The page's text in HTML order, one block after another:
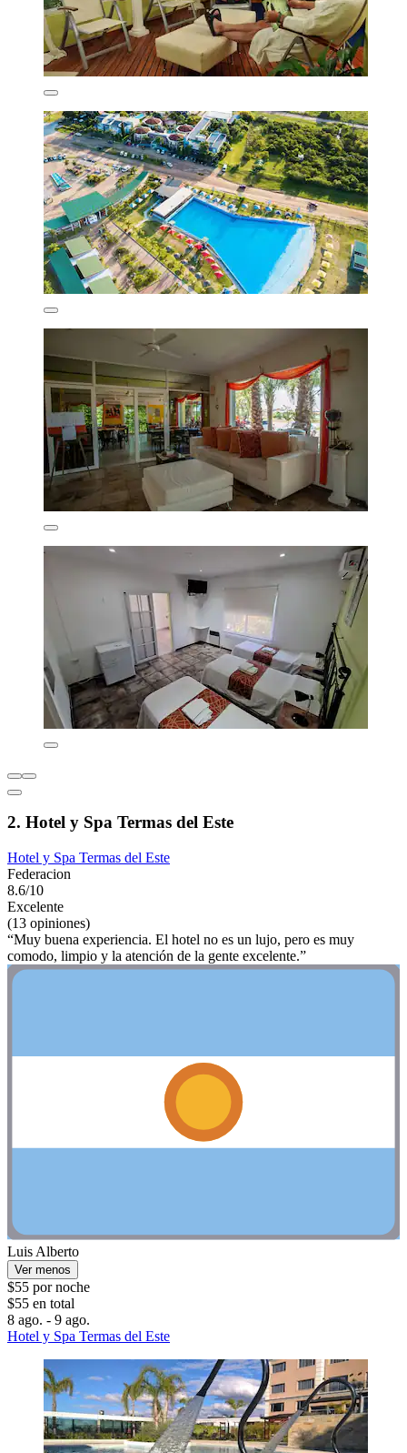
2. Hotel y Spa Termas del Este
Hotel y Spa Termas del Este
Federacion
8.6/10
Excelente
(13 opiniones)
“Muy buena experiencia. El hotel no es un lujo, pero es muy
comodo, limpio y la atención de la gente excelente.”
Luis Alberto
Ver menos
$55 por noche
$55 en total
8 ago. - 9 ago.
Hotel y Spa Termas del Este